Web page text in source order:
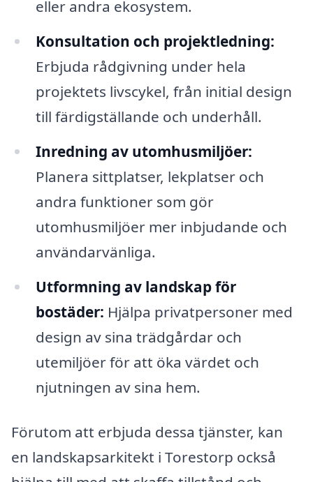
eller andra ekosystem.
Konsultation och projektledning:
Erbjuda rådgivning under hela
projektets livscykel, från initial design
till färdigställande och underhåll.
Inredning av utomhusmiljöer:
Planera sittplatser, lekplatser och
andra funktioner som gör
utomhusmiljöer mer inbjudande och
användarvänliga.
Utformning av landskap för
bostäder: Hjälpa privatpersoner med
design av sina trädgårdar och
utemiljöer för att öka värdet och
njutningen av sina hem.
Förutom att erbjuda dessa tjänster, kan
en landskapsarkitekt i Torestorp också